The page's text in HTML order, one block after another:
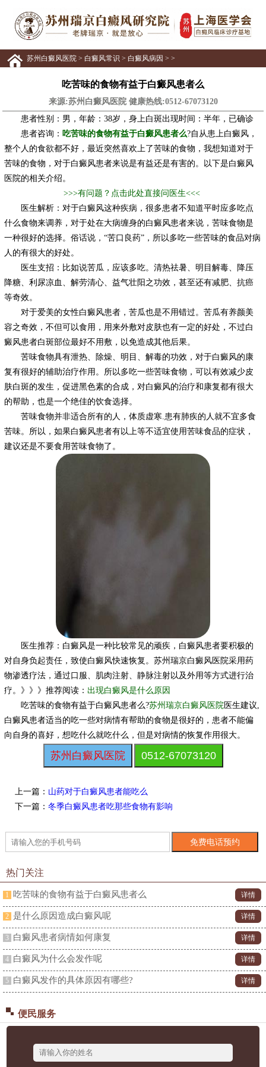
苏州白癜风医院> 白癜风常识 > 白癜风病因 > >
吃苦味的食物有益于白癜风患者么
来源:苏州白癜风医院 健康热线:0512-67073120
患者性别：男，年龄：38岁，身上白斑出现时间：半年，已确诊
患者咨询： 吃苦味的食物有益于白癜风患者么?自从患上白癜风，
整个人的食欲都不好，最近突然喜欢上了苦味的食物，我想知道对于
苦味的食物，对于白癜风患者来说是有益还是有害的。以下是白癜风
医院的相关介绍。
>>>有问题？点击此处直接问医生<<<
医生解析：对于白癜风这种疾病，很多患者不知道平时应多吃点
什么食物来调养，对于处在大病缠身的白癜风患者来说，苦味食物是
一种很好的选择。俗话说，“苦口良药”，所以多吃一些苦味的食品对病
人的有很大的好处。
医生支招：比如说苦瓜，应该多吃。清热祛暑、明目解毒、降压
降糖、利尿凉血、解劳清心、益气壮阳之功效，甚至还有减肥、抗癌
等奇效。
对于爱美的女性白癜风患者，苦瓜也是不用错过。苦瓜有养颜美
容之奇效，不但可以食用，用来外敷对皮肤也有一定的好处，不过白
癜风患者白斑部位最好不用敷，以免造成其他后果。
苦味食物具有泄热、除燥、明目、解毒的功效，对于白癜风的康
复有很好的辅助治疗作用。所以多吃一些苦味食物，可以有效减少皮
肤白斑的发生，促进黑色素的合成，对白癜风的治疗和康复都有很大
的帮助，也是一个绝佳的饮食选择。
苦味食物并非适合所有的人，体质虚寒.患有肺疾的人就不宜多食
苦味。所以，如果白癜风患者有以上等不适宜使用苦味食品的症状，
建议还是不要食用苦味食物了。
医生推荐：白癜风是一种比较常见的顽疾，白癜风患者要积极的
对自身负起责任，致使白癜风快速恢复。苏州瑞京白癜风医院采用药
物渗透疗法，通过口服、肌肉注射、静脉注射以及外用等方式进行治
疗。》》》推荐阅读：出现白癜风是什么原因
吃苦味的食物有益于白癜风患者么?苏州瑞京白癜风医院 医生建议,
白癜风患者适当的吃一些对病情有帮助的食物是很好的，患者不能偏
向自身的喜好，想吃什么就吃什么，但是对病情的恢复作用很大。
苏州白癜风医院 0512-67073120
上一篇： 山药对于白癜风患者能吃么
下一篇：冬季白癜风患者吃那些食物有影响
热门关注
1 吃苦味的食物有益于白癜风患者么 详情
2 是什么原因造成白癜风呢 详情
3 白癜风患者病情如何康复 详情
4 白癜风为什么会发作呢 详情
5 白癜风发作的具体原因有哪些? 详情
便民服务